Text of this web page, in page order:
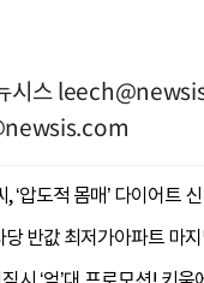
시스